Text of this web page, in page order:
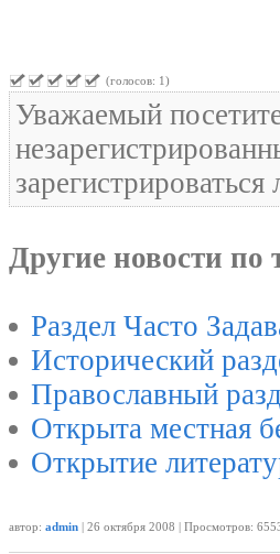
(голосов: 1)
Уважаемый
Другие новости по
Раздел Часто
Исторический
Православный
Открыта местная
Открытие
автор: admin | 26 октября 2008 | Просмотров: